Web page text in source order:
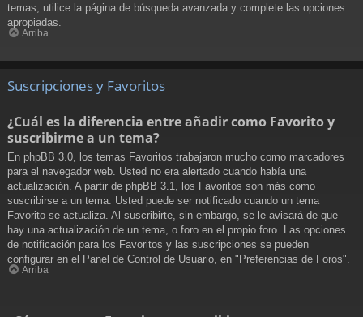
temas, utilice la página de búsqueda avanzada y complete las opciones
apropiadas.
Arriba
Suscripciones y Favoritos
¿Cuál es la diferencia entre añadir como Favorito y
suscribirme a un tema?
En phpBB 3.0, los temas Favoritos trabajaron mucho como marcadores
para el navegador web. Usted no era alertado cuando había una
actualización. A partir de phpBB 3.1, los Favoritos son más como
suscribirse a un tema. Usted puede ser notificado cuando un tema
Favorito se actualiza. Al suscribirte, sin embargo, se le avisará de que
hay una actualización de un tema, o foro en el propio foro. Las opciones
de notificación para los Favoritos y las suscripciones se pueden
configurar en el Panel de Control de Usuario, en "Preferencias de Foros".
Arriba